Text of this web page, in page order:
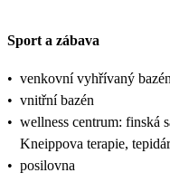
Sport a zábava
• venkovní vyhřívaný
• vnitřní bazén
• wellness centrum: finská
Kneippova terapie,
• posilovna